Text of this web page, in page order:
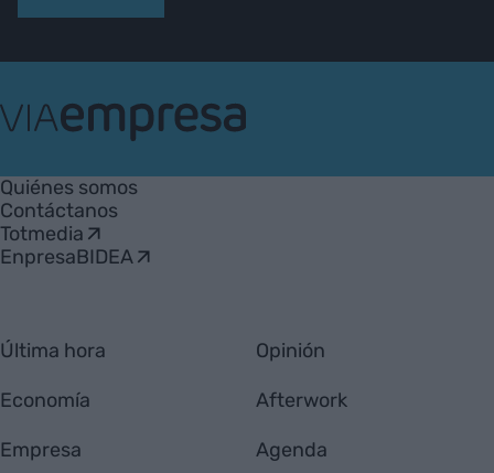
Empresa
Quiénes somos
Contáctanos
Totmedia
EnpresaBIDEA
Última hora
Economía
Empresa
Opinión
Afterwork
Agenda